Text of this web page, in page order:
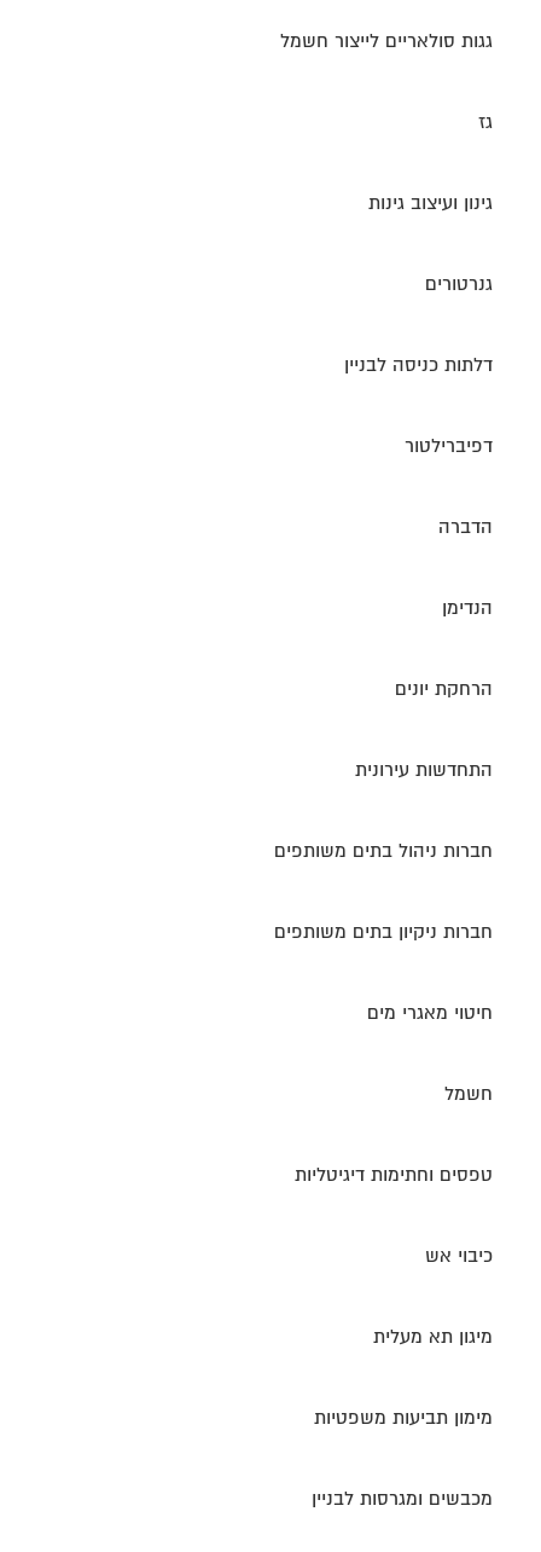
גגות סולאריים לייצור חשמל
גז
גינון ועיצוב גינות
גנרטורים
דלתות כניסה לבניין
דפיברילטור
הדברה
הנדימן
הרחקת יונים
התחדשות עירונית
חברות ניהול בתים משותפים
חברות ניקיון בתים משותפים
חיטוי מאגרי מים
חשמל
טפסים וחתימות דיגיטליות
כיבוי אש
מיגון תא מעלית
מימון תביעות משפטיות
מכבשים ומגרסות לבניין